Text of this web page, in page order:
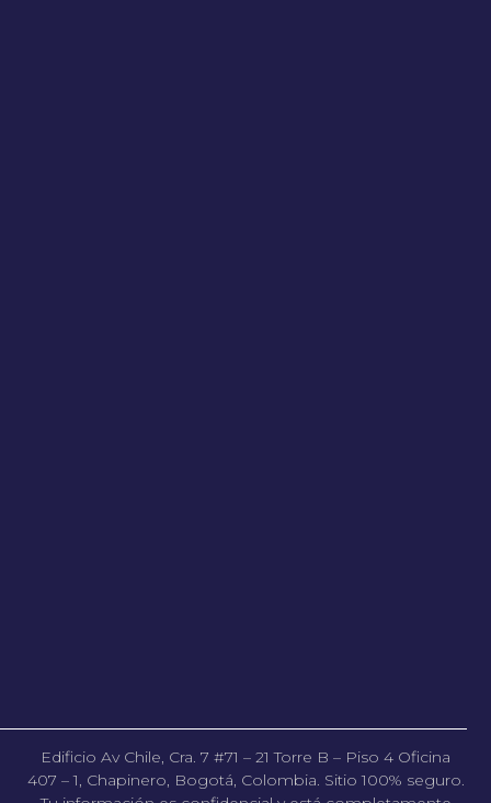
Edificio Av Chile, Cra. 7 #71 – 21 Torre B – Piso 4 Oficina
407 – 1, Chapinero, Bogotá, Colombia. Sitio 100% seguro.